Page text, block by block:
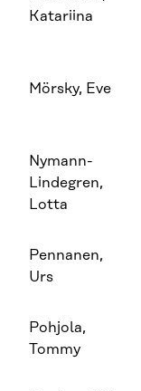
Katariina
Mörsky, Eve
Nymann-
Lindegren,
Lotta
Pennanen,
Urs
Pohjola,
Tommy